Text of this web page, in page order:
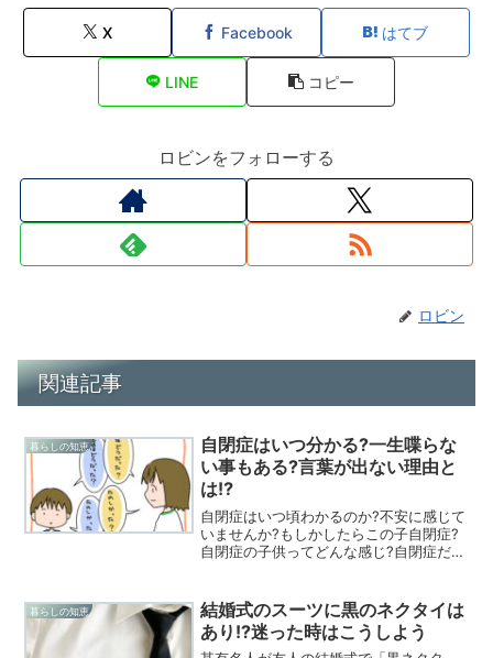
X Facebook はてブ
LINE コピー
ロビンをフォローする
ロビン
関連記事
暮らしの知恵
自閉症はいつ分かる?一生喋らな
い事もある?言葉が出ない理由と
は⁉
自閉症はいつ頃わかるのか?不安に感じて
いませんか?もしかしたらこの子自閉症?
自閉症の子供ってどんな感じ?自閉症だと
今回は言葉が出ない理由や自閉症につい
て詳しく調べてみました。
暮らしの知恵
結婚式のスーツに黒のネクタイは
あり!?迷った時はこうしよう